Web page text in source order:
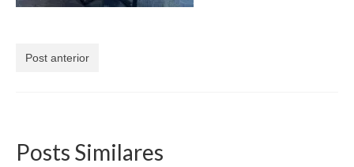
Post anterior
Posts Similares